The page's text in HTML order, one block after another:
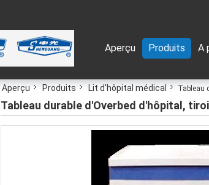
Aperçu Produits A
Aperçu Produits Lit d'hôpital médical Tableau
Tableau durable d'Overbed d'hôpital,